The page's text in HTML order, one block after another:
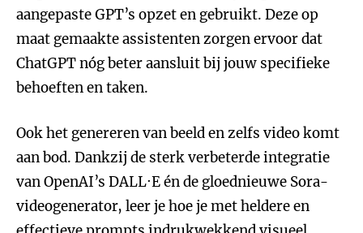
aangepaste GPT’s opzet en gebruikt. Deze op
maat gemaakte assistenten zorgen ervoor dat
ChatGPT nóg beter aansluit bij jouw specifieke
behoeften en taken.
Ook het genereren van beeld en zelfs video komt
aan bod. Dankzij de sterk verbeterde integratie
van OpenAI’s DALL·E én de gloednieuwe Sora-
videogenerator, leer je hoe je met heldere en